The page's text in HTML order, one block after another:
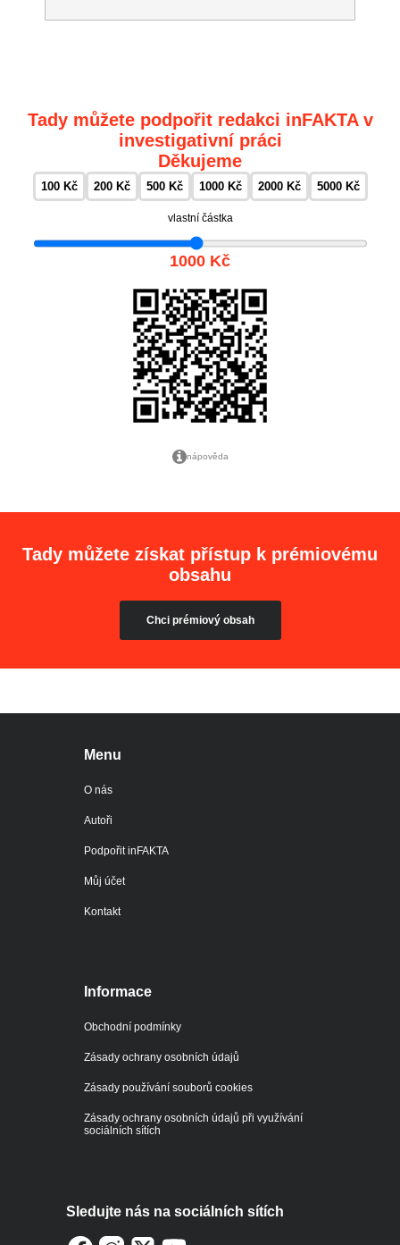
Tady můžete podpořit redakci inFAKTA v
investigativní práci
Děkujeme
100 Kč 200 Kč 500 Kč 1000 Kč 2000 Kč 5000 Kč
vlastní částka
1000 Kč
nápověda
Tady můžete získat přístup k prémiovému
obsahu
Chci prémiový obsah
Menu
O nás
Autoři
Podpořit inFAKTA
Můj účet
Kontakt
Informace
Obchodní podmínky
Zásady ochrany osobních údajů
Zásady používání souborů cookies
Zásady ochrany osobních údajů při využívání
sociálních sítích
Sledujte nás na sociálních sítích